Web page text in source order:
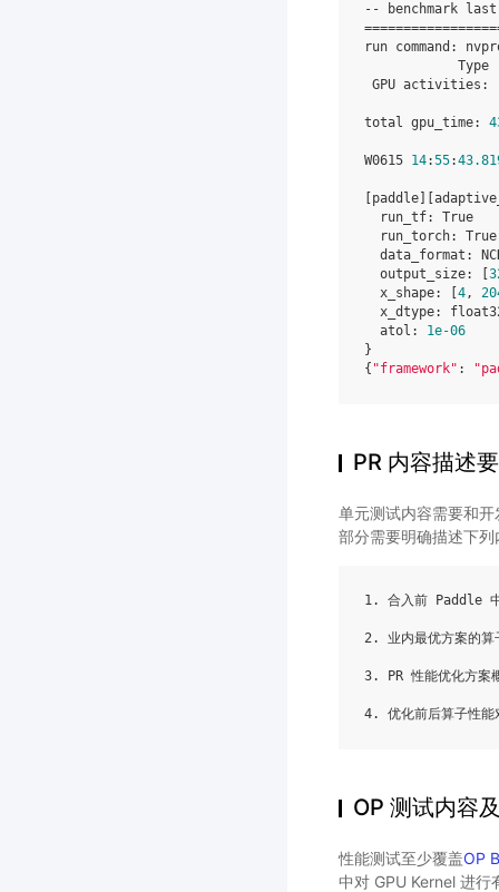
--
benchmark
last
run command :
Type
GPU activities :
total gpu_time:
W0615 14:55:
paddle
run_tf:
True
run_torch:
True
data_format :
output_size:
x_shape: 4,
x_dtype:
atol :
1e-06
}
{ "framework" :
PR 内容描述
单元测试内容需要和
部分需要明确描述下列
1. 合入前 Paddle
2. 业内最优方案的算
3. PR 性能优化方案
4. 优化前后算子性能
OP 测试内容
性能测试至少覆盖OP
中对 GPU Kernel 进行